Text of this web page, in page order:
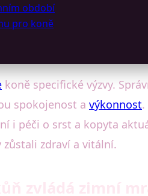
období
pro koně
koně specifické výzvy.
spokojenost a výkonnost
i péči o srst a kopyta
zdraví a vitální.